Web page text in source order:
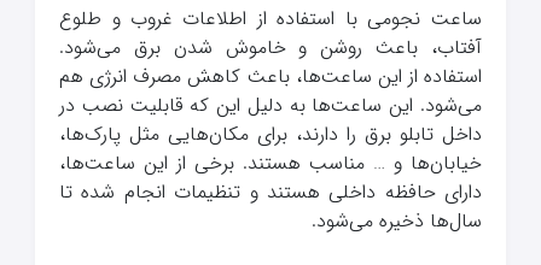
ساعت نجومی با استفاده از اطلاعات غروب و طلوع
آفتاب، باعث روشن و خاموش شدن برق می‌شود.
استفاده از این ساعت‌ها، باعث کاهش مصرف انرژی هم
می‌شود. این ساعت‌ها به دلیل این که قابلیت نصب در
داخل تابلو برق را دارند، برای مکان‌هایی مثل پارک‌ها،
خیابان‌ها و … مناسب هستند. برخی از این ساعت‌ها،
دارای حافظه داخلی هستند و تنظیمات انجام شده تا
سال‌ها ذخیره می‌شود.